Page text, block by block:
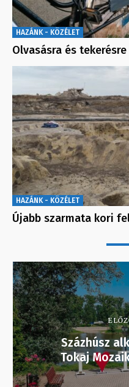
HAZÁNK - KÖZÉLET
Olvasásra és
HAZÁNK - KÖZÉLET
Újabb szarmata kori
Százhúsz
Tokaj